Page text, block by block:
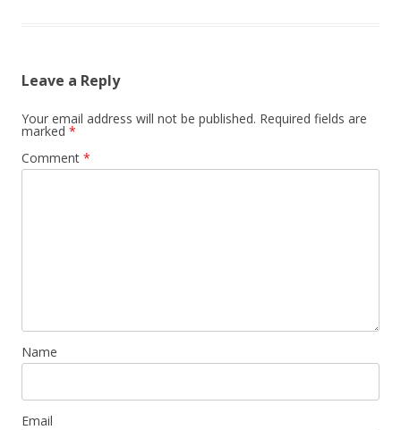
Leave a Reply
Your email address will not be published. Required fields are
marked *
Comment *
Name
Email